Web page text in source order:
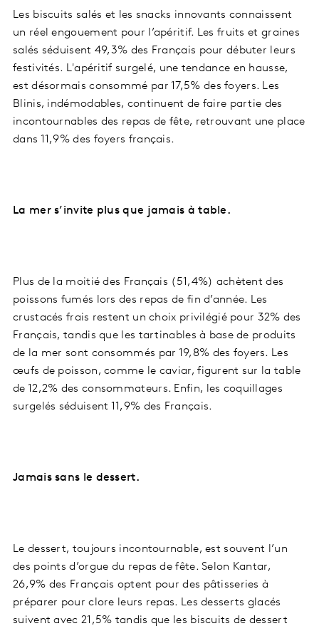
Les biscuits salés et les snacks innovants connaissent
un réel engouement pour l’apéritif. Les fruits et graines
salés séduisent 49,3% des Français pour débuter leurs
festivités. L'apéritif surgelé, une tendance en hausse,
est désormais consommé par 17,5% des foyers. Les
Blinis, indémodables, continuent de faire partie des
incontournables des repas de fête, retrouvant une place
dans 11,9% des foyers français.
La mer s’invite plus que jamais à table.
Plus de la moitié des Français (51,4%) achètent des
poissons fumés lors des repas de fin d’année. Les
crustacés frais restent un choix privilégié pour 32% des
Français, tandis que les tartinables à base de produits
de la mer sont consommés par 19,8% des foyers. Les
œufs de poisson, comme le caviar, figurent sur la table
de 12,2% des consommateurs. Enfin, les coquillages
surgelés séduisent 11,9% des Français.
Jamais sans le dessert.
Le dessert, toujours incontournable, est souvent l’un
des points d’orgue du repas de fête. Selon Kantar,
26,9% des Français optent pour des pâtisseries à
préparer pour clore leurs repas. Les desserts glacés
suivent avec 21,5% tandis que les biscuits de dessert